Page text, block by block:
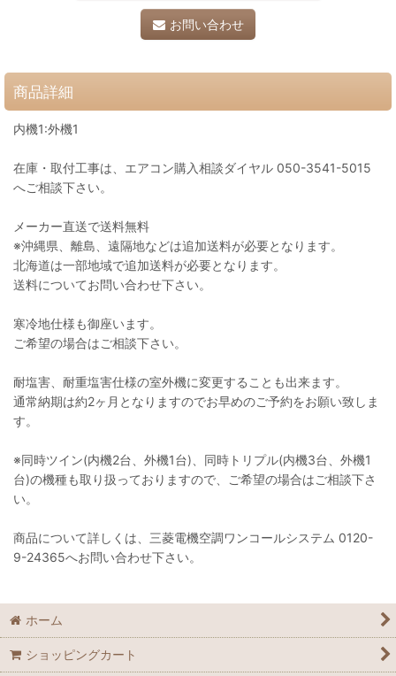
お問い合わせ
商品詳細
内機1:外機1
在庫・取付工事は、エアコン購入相談ダイヤル 050-3541-5015
へご相談下さい。
メーカー直送で送料無料
※沖縄県、離島、遠隔地などは追加送料が必要となります。
北海道は一部地域で追加送料が必要となります。
送料についてお問い合わせ下さい。
寒冷地仕様も御座います。
ご希望の場合はご相談下さい。
耐塩害、耐重塩害仕様の室外機に変更することも出来ます。
通常納期は約2ヶ月となりますのでお早めのご予約をお願い致しま
す。
※同時ツイン(内機2台、外機1台)、同時トリプル(内機3台、外機1
台)の機種も取り扱っておりますので、ご希望の場合はご相談下さ
い。
商品について詳しくは、三菱電機空調ワンコールシステム 0120-
9-24365へお問い合わせ下さい。
ホーム
ショッピングカート